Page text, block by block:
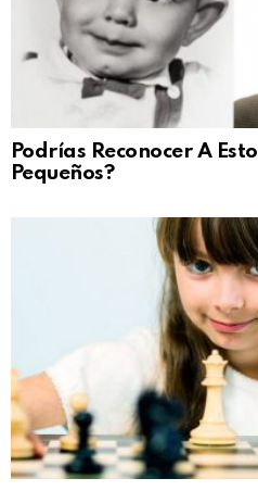
Podrías Reconocer A
Pequeños?